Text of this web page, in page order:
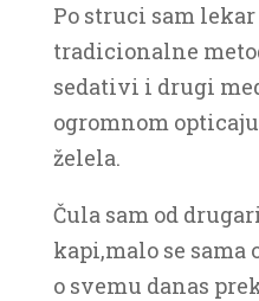
Po struci sam
tradicionalne
sedativi i drugi
ogromnom
želela.
Čula sam od
kapi,malo se sama
o svemu danas